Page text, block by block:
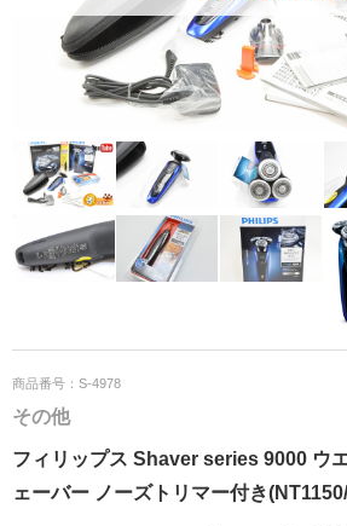
商品番号：S-4978
その他
フィリップス Shaver series 9000 ウ
ェーバー ノーズトリマー付き